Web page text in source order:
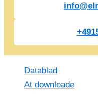
Datablad
At downloade